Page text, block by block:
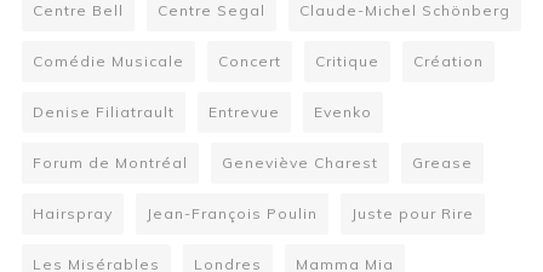
Centre Bell Centre Segal Claude-Michel Schönberg
Comédie Musicale Concert Critique Création
Denise Filiatrault Entrevue Evenko
Forum de Montréal Geneviève Charest Grease
Hairspray Jean-François Poulin Juste pour Rire
Les Misérables Londres Mamma Mia